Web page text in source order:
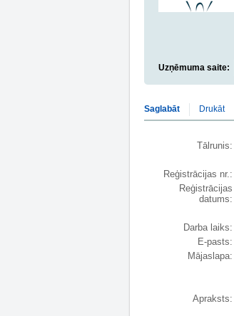
Uzņēmuma saite:
Saglabāt Drukāt
Tālrunis:
Reģistrācijas nr.:
Reģistrācijas
datums:
Darba laiks:
E-pasts:
Mājaslapa:
Apraksts: